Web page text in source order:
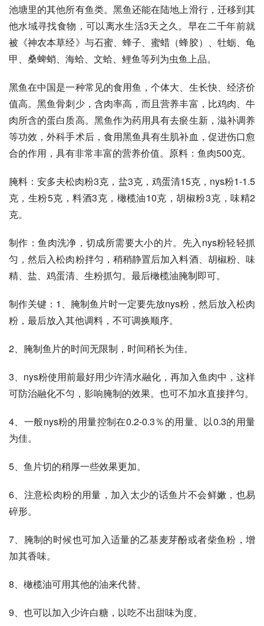
池塘里的其他所有鱼类。黑鱼还能在陆地上滑行，迁移到其
他水域寻找食物，可以离水生活3天之久。早在二千年前就
被《神农本草经》与石蜜、蜂子、蜜蜡（蜂胶）、牡蛎、龟
甲、桑蜱蛸、海蛤、文蛤、鲤鱼等列为虫鱼上品。
黑鱼在中国是一种常见的食用鱼，个体大、生长快、经济价
值高。黑鱼骨刺少，含肉率高，而且营养丰富，比鸡肉、牛
肉所含的蛋白质高。黑鱼作为药用具有去瘀生新，滋补调养
等功效，外科手术后，食用黑鱼具有生肌补血，促进伤口愈
合的作用，具有非常丰富的营养价值。原料：鱼肉500克。
腌料：安多夫松肉粉3克，盐3克，鸡蛋清15克，nys粉1-1.5
克，生粉5克，料酒3克，橄榄油10克，胡椒粉3克，味精2
克。
制作：鱼肉洗净，切成所需要大小的片。先入nys粉轻轻抓
匀，然后入松肉粉拌匀，稍稍静置后加入料酒、胡椒粉、味
精、盐、鸡蛋清、生粉抓匀。最后橄榄油腌制即可。
制作关键：1、腌制鱼片时一定要先放nys粉，然后放入松肉
粉，最后放入其他调料，不可调换顺序。
2、腌制鱼片的时间无限制，时间稍长为佳。
3、nys粉使用前最好用少许清水融化，再加入鱼肉中，这样
4、一般nys粉的用量控制在0.2-0.3％的用量。以0.3的用量
为佳。
5、鱼片切的稍厚一些效果更加。
6、注意松肉粉的用量，加入太少的话鱼片不会鲜嫩，也易
碎形。
7、腌制的时候也可加入适量的乙基麦芽酚或者柴鱼粉，增
加其香味。
8、橄榄油可用其他的油来代替。
9、也可以加入少许白糖，以吃不出甜味为度。